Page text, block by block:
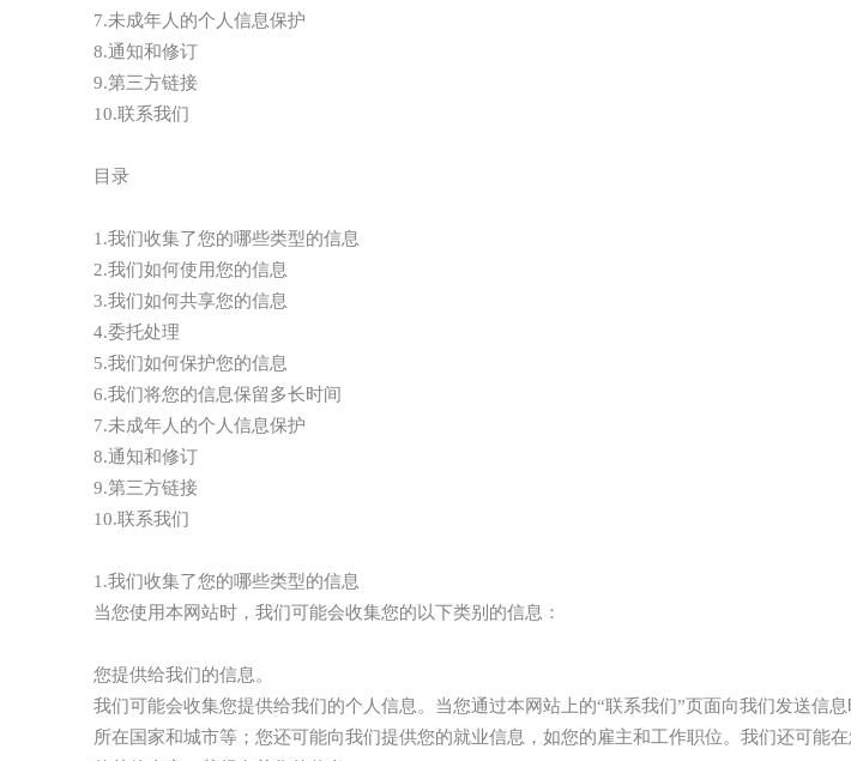
7.未成年人的个人信息保护
8.通知和修订
9.第三方链接
10.联系我们
目录
1.我们收集了您的哪些类型的信息
2.我们如何使用您的信息
3.我们如何共享您的信息
4.委托处理
5.我们如何保护您的信息
6.我们将您的信息保留多长时间
7.未成年人的个人信息保护
8.通知和修订
9.第三方链接
10.联系我们
1.我们收集了您的哪些类型的信息
当您使用本网站时，我们可能会收集您的以下类别的信息：
您提供给我们的信息。
我们可能会收集您提供给我们的个人信息。当您通过本网站上的“联系我们”页面向我们发送信
所在国家和城市等；您还可能向我们提供您的就业信息，如您的雇主和工作职位。我们还可